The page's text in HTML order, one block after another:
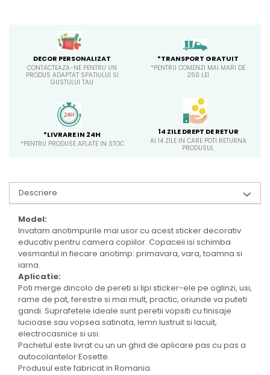
DECOR PERSONALIZAT
CONTACTEAZA-NE PENTRU UN
PRODUS ADAPTAT SPATIULUI SI
GUSTULUI TAU
*TRANSPORT GRATUIT
*PENTRU COMENZI MAI MARI DE
250 LEI
*LIVRARE IN 24H
*PENTRU PRODUSE AFLATE IN STOC
14 ZILE DREPT DE RETUR
AI 14 ZILE IN CARE POTI RETURNA
PRODUSUL
Descriere
Model:
Invatam anotimpurile mai usor cu acest sticker decorativ
educativ pentru camera copiilor. Copaceii isi schimba
vesmantul in fiecare anotimp: primavara, vara, toamna si
iarna.
Aplicatie:
Poti merge dincolo de pereti si lipi sticker-ele pe oglinzi, usi,
rame de pat, ferestre si mai mult, practic, oriunde va puteti
gandi. Suprafetele ideale sunt peretii vopsiti cu finisaje
lucioase sau vopsea satinata, lemn lustruit si lacuit,
electrocasnice si usi.
Pachetul este livrat cu un un ghid de aplicare pas cu pas a
autocolantelor Eosette.
Produsul este fabricat in Romania.